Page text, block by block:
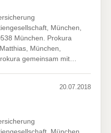
München,
München. Prokura
München,
gemeinsam mit…
20.07.2018
München,